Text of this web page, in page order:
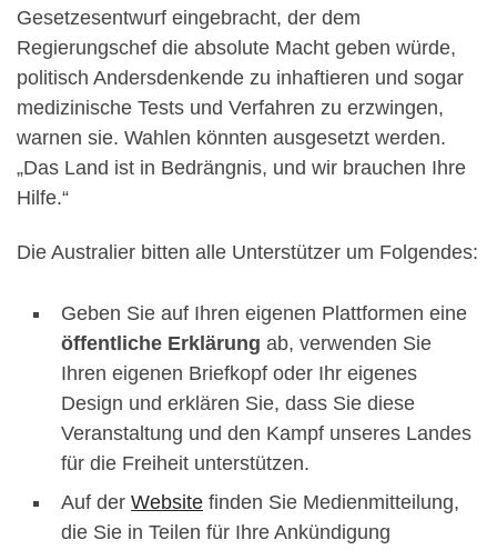
Gesetzesentwurf eingebracht, der dem
Regierungschef die absolute Macht geben würde,
politisch Andersdenkende zu inhaftieren und sogar
medizinische Tests und Verfahren zu erzwingen,
warnen sie. Wahlen könnten ausgesetzt werden.
„Das Land ist in Bedrängnis, und wir brauchen Ihre
Hilfe.“
Die Australier bitten alle Unterstützer um Folgendes:
Geben Sie auf Ihren eigenen Plattformen eine
öffentliche Erklärung ab, verwenden Sie
Ihren eigenen Briefkopf oder Ihr eigenes
Design und erklären Sie, dass Sie diese
Veranstaltung und den Kampf unseres Landes
für die Freiheit unterstützen.
Auf der Website finden Sie Medienmitteilung,
die Sie in Teilen für Ihre Ankündigung